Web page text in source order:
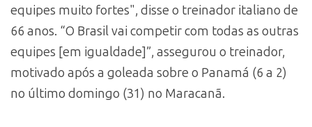
equipes muito fortes", disse o treinador italiano de
66 anos. “O Brasil vai competir com todas as outras
equipes [em igualdade]”, assegurou o treinador,
motivado após a goleada sobre o Panamá (6 a 2)
no último domingo (31) no Maracanã.